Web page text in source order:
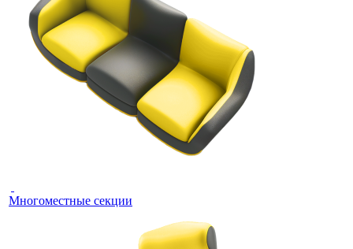
Многоместные секции